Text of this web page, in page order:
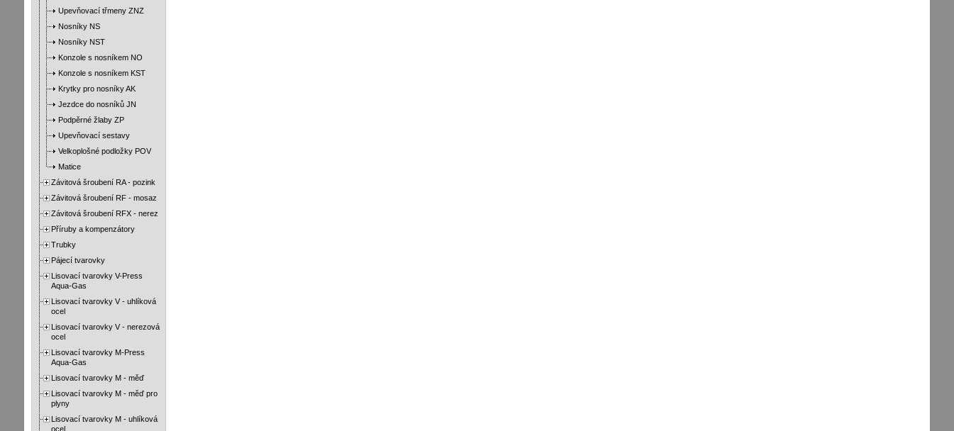
Upevňovací třmeny ZNZ
Nosníky NS
Nosníky NST
Konzole s nosníkem NO
Konzole s nosníkem KST
Krytky pro nosníky AK
Jezdce do nosníků JN
Podpěrné žlaby ZP
Upevňovací sestavy
Velkoplošné podložky POV
Matice
Závitová šroubení RA - pozink
Závitová šroubení RF - mosaz
Závitová šroubení RFX - nerez
Příruby a kompenzátory
Trubky
Pájecí tvarovky
Lisovací tvarovky V-Press
Aqua-Gas
Lisovací tvarovky V - uhlíková
ocel
Lisovací tvarovky V - nerezová
ocel
Lisovací tvarovky M-Press
Aqua-Gas
Lisovací tvarovky M - měď
Lisovací tvarovky M - měď pro
plyny
Lisovací tvarovky M - uhlíková
ocel